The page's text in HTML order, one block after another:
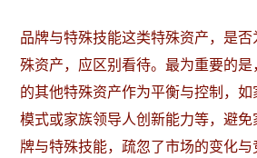
品牌与特殊技能这类特殊资产，是
殊资产，应区别看待。最为重要的
的其他特殊资产作为平衡与控制，
模式或家族领导人创新能力等，避
牌与特殊技能，疏忽了市场的变化